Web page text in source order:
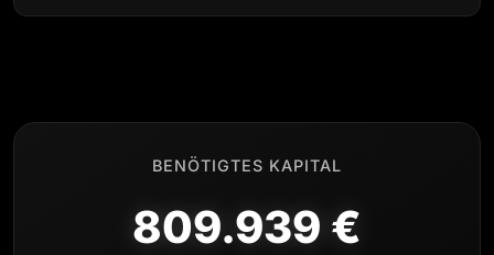
BENÖTIGTES KAPITAL
809.939 €